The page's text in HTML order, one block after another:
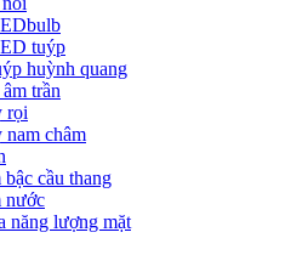
tuýp
huỳnh quang
trần
rọi
châm
cầu thang
nước
năng lượng mặt